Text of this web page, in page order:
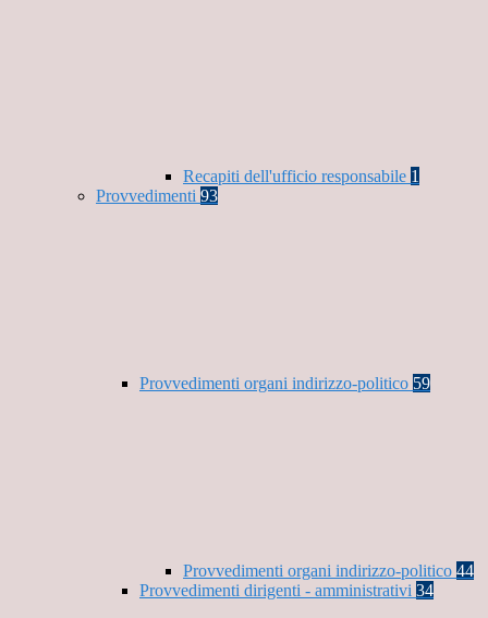
Recapiti dell'ufficio responsabile 1
Provvedimenti 93
Provvedimenti organi indirizzo-politico 59
Provvedimenti organi indirizzo-politico 44
Provvedimenti dirigenti - amministrativi 34